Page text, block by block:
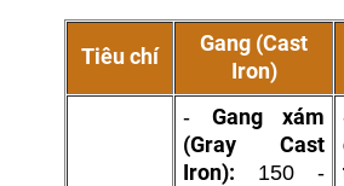
Tiêu chí
Gang (Cast
Iron)
- Gang xám
(Gray Cast
Iron): 150 -